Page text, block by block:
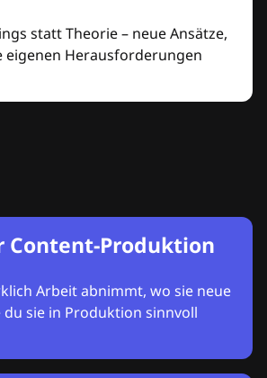
statt Theorie – neue Ansätze,
eigenen Herausforderungen
Content-Produktion
Arbeit abnimmt, wo sie neue
sie in Produktion sinnvoll